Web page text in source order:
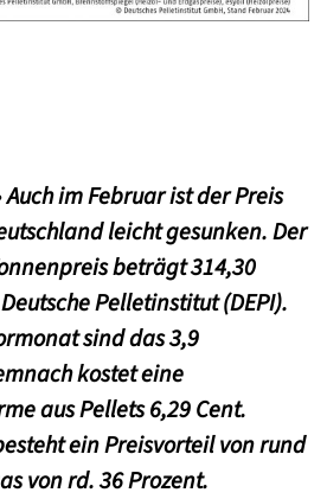
Auch im Februar ist der Preis
leicht gesunken. Der
beträgt 314,30
Pelletinstitut (DEPI).
sind das 3,9
kostet eine
aus Pellets 6,29 Cent.
ein Preisvorteil von rund
von rd. 36 Prozent.